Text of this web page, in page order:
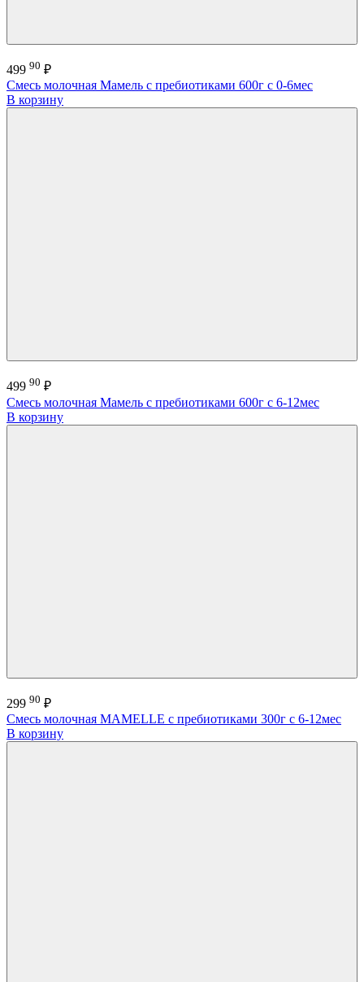
499 90 ₽
Смесь молочная Мамель с пребиотиками 600г с 0-6мес
В корзину
499 90 ₽
Смесь молочная Мамель с пребиотиками 600г с 6-12мес
В корзину
299 90 ₽
Смесь молочная MAMELLE с пребиотиками 300г с 6-12мес
В корзину